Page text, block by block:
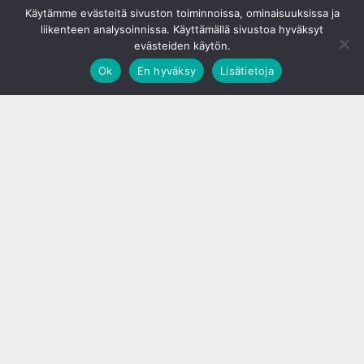
Käytämme evästeitä sivuston toiminnoissa, ominaisuuksissa ja
liikenteen analysoinnissa. Käyttämällä sivustoa hyväksyt
evästeiden käytön.
Ok
En hyväksy Lisätietoja